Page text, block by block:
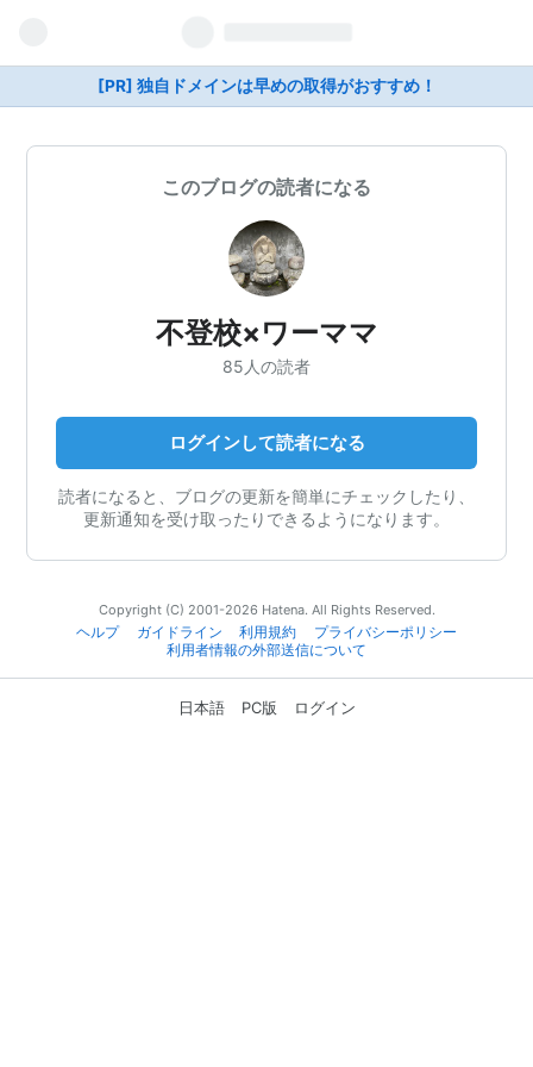
[PR] 独自ドメインは早めの取得がおすすめ！
このブログの読者になる
不登校×ワーママ
85人の読者
ログインして読者になる
読者になると、ブログの更新を簡単にチェックしたり、
更新通知を受け取ったりできるようになります。
Copyright (C) 2001-2026 Hatena. All Rights Reserved.
ヘルプ
ガイドライン 利用規約
プライバシーポリシー
利用者情報の外部送信について
日本語 PC版 ログイン